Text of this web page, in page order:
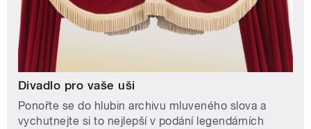
Divadlo pro vaše uši
Ponořte se do hlubin archivu mluveného slova a
vychutnejte si to nejlepší v podání legendárních